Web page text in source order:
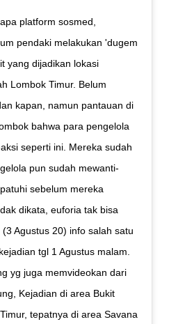
platform sosmed,
pendaki melakukan 'dugem
yang dijadikan lokasi
Lombok Timur. Belum
kapan, namun pantauan di
bahwa para pengelola
seperti ini. Mereka sudah
pun sudah mewanti-
sebelum mereka
dikata, euforia tak bisa
Agustus 20) info salah satu
tgl 1 Agustus malam.
yg juga memvideokan dari
Kejadian di area Bukit
tepatnya di area Savana